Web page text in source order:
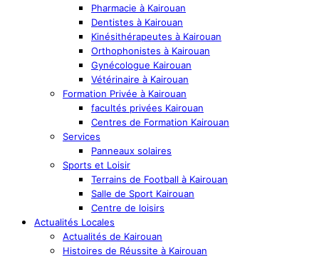
Pharmacie à Kairouan
Dentistes à Kairouan
Kinésithérapeutes à Kairouan
Orthophonistes à Kairouan
Gynécologue Kairouan
Vétérinaire à Kairouan
Formation Privée à Kairouan
facultés privées Kairouan
Centres de Formation Kairouan
Services
Panneaux solaires
Sports et Loisir
Terrains de Football à Kairouan
Salle de Sport Kairouan
Centre de loisirs
Actualités Locales
Actualités de Kairouan
Histoires de Réussite à Kairouan